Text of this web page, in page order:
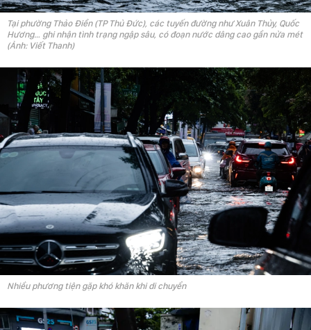
Tại phường Thảo Điền (TP Thủ Đức), các tuyến đường như Xuân Thủy, Quốc
Hương… ghi nhận tình trạng ngập sâu, có đoạn nước dâng cao gần nửa mét
(Ảnh: Viết Thanh)
Nhiều phương tiện gặp khó khăn khi di chuyển